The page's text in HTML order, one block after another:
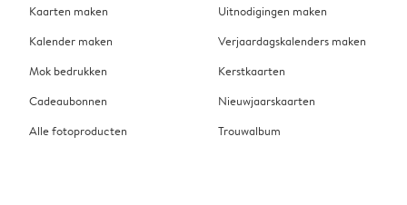
Kaarten maken
Kalender maken
Mok bedrukken
Cadeaubonnen
Alle fotoproducten
Uitnodigingen maken
Verjaardagskalenders maken
Kerstkaarten
Nieuwjaarskaarten
Trouwalbum